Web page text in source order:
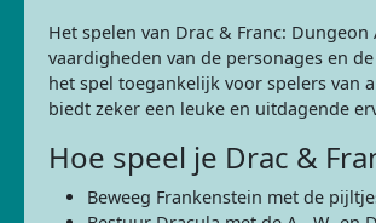
Het spelen van Drac & Franc:
vaardigheden van de personages en
het spel toegankelijk voor spelers van
biedt zeker een leuke en uitdagende
Hoe speel je Drac &
Beweeg Frankenstein met de